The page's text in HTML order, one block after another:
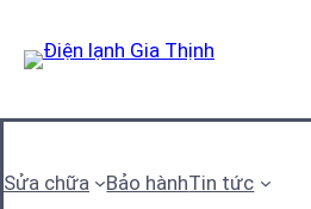
content
Sửa chữa Bảo hànhTin tức